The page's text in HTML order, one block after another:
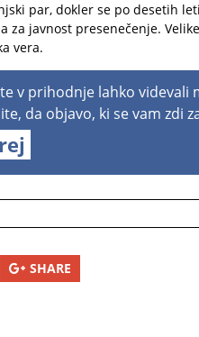
par, dokler se po desetih
za javnost presenečenje.
vera.
v prihodnje lahko videvali
da objavo, ki se vam zdi
SHARE